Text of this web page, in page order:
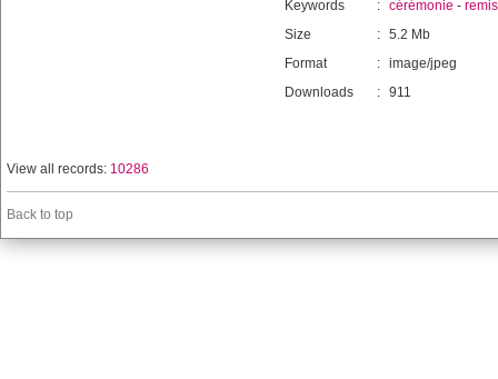
Keywords : cérémonie -
Size
: 5.2 Mb
Format
: image/jpeg
Downloads
: 911
View all records: 10286
Back to top